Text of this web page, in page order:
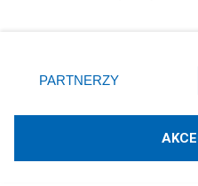
Technologię
zmienić/wycofać klikając
znajdujący się w lewym
rodzaje przetwarzania
użytkownika, ale masz
PARTNERZY